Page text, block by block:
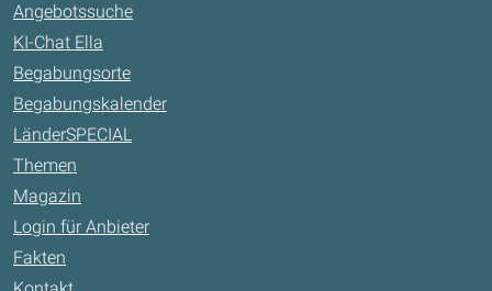
Angebotssuche
KI-Chat Ella
Begabungsorte
Begabungskalender
LänderSPECIAL
Themen
Magazin
Login für Anbieter
Fakten